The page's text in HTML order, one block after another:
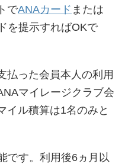
でANAカード または
を提示すればOKで
払った会員本人の利用
マイレージクラブ会
イル積算は1名のみと
です。利用後6ヵ月以